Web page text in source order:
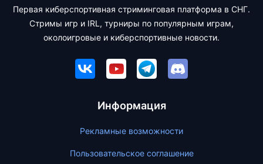
Первая киберспортивная стриминговая платформа в СНГ.
Стримы игр и IRL, турниры по популярным играм,
околоигровые и киберспортивные новости.
Информация
Рекламные возможности
Пользовательское соглашение